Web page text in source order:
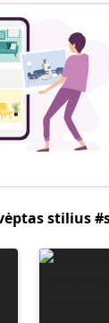
stilius